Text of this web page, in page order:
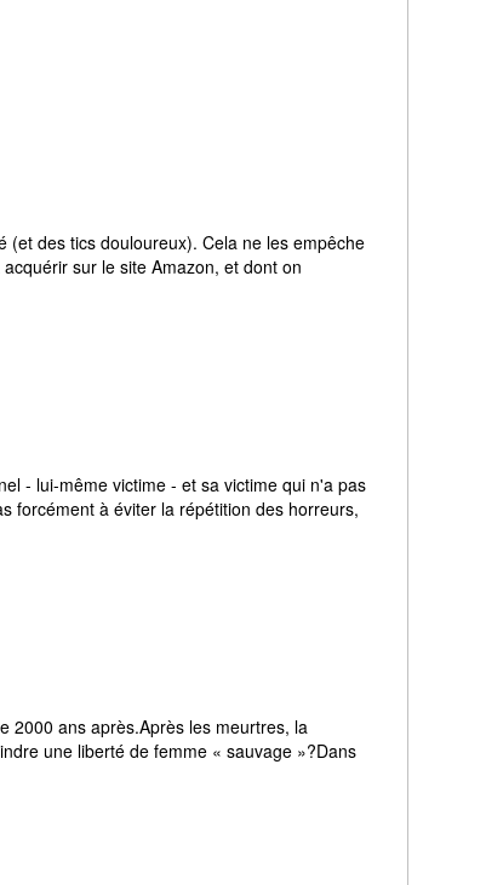
des tics douloureux). Cela ne les empêche
sur le site Amazon, et dont on
- lui-même victime - et sa victime qui n'a pas
forcément à éviter la répétition des horreurs,
2000 ans après.Après les meurtres, la
une liberté de femme « sauvage »?Dans